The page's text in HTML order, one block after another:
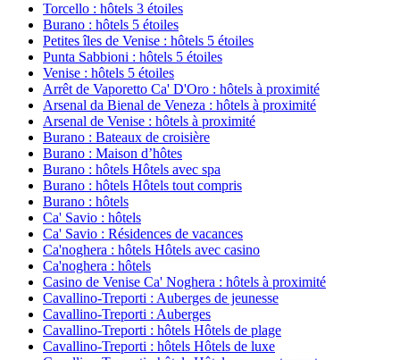
Torcello : hôtels 3 étoiles
Burano : hôtels 5 étoiles
Petites îles de Venise : hôtels 5 étoiles
Punta Sabbioni : hôtels 5 étoiles
Venise : hôtels 5 étoiles
Arrêt de Vaporetto Ca' D'Oro : hôtels à proximité
Arsenal da Bienal de Veneza : hôtels à proximité
Arsenal de Venise : hôtels à proximité
Burano : Bateaux de croisière
Burano : Maison d’hôtes
Burano : hôtels Hôtels avec spa
Burano : hôtels Hôtels tout compris
Burano : hôtels
Ca' Savio : hôtels
Ca' Savio : Résidences de vacances
Ca'noghera : hôtels Hôtels avec casino
Ca'noghera : hôtels
Casino de Venise Ca' Noghera : hôtels à proximité
Cavallino-Treporti : Auberges de jeunesse
Cavallino-Treporti : Auberges
Cavallino-Treporti : hôtels Hôtels de plage
Cavallino-Treporti : hôtels Hôtels de luxe